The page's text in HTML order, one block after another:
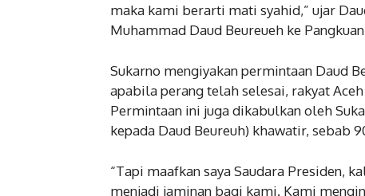
maka kami berarti mati syahid,” ujar
Muhammad Daud Beureueh ke
Sukarno mengiyakan permintaan Daud
apabila perang telah selesai, rakyat
Permintaan ini juga dikabulkan oleh
kepada Daud Beureuh) khawatir, sebab
“Tapi maafkan saya Saudara Presiden,
menjadi jaminan bagi kami. Kami